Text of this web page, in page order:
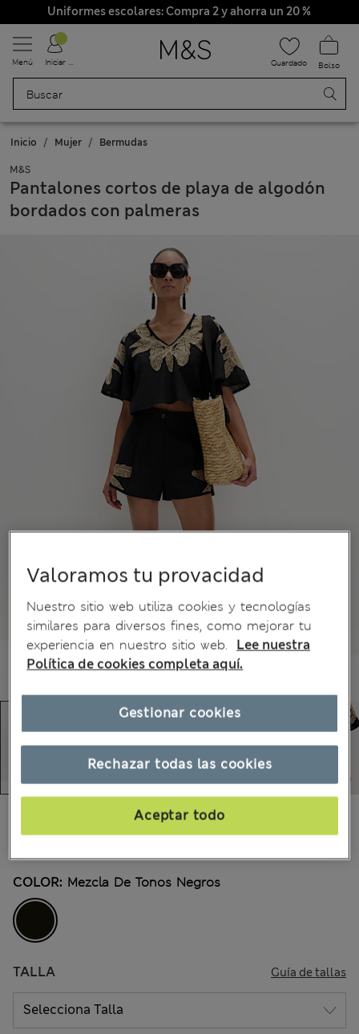
Uniformes escolares: Compra 2 y ahorra un 20 %
Menú Iniciar sesión Guardado Bolso
Inicio Mujer Bermudas
M&S
Pantalones cortos de playa de algodón
bordados con palmeras
19 Opiniones
Todos los precios incluyen impuestos y aranceles
COLOR: Mezcla De Tonos Negros
TALLA Guía de tallas
Valoramos tu provacidad
Nuestro sitio web utiliza cookies y tecnologías
similares para diversos fines, como mejorar tu
experiencia en nuestro sitio web.
Lee nuestra
Política de cookies completa aquí.
Rechazar todas las cookies
Aceptar todo
Gestionar cookies